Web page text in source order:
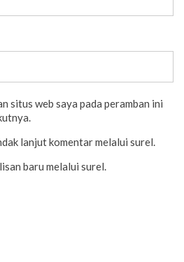
situs web saya pada peramban ini
lanjut komentar melalui surel.
baru melalui surel.